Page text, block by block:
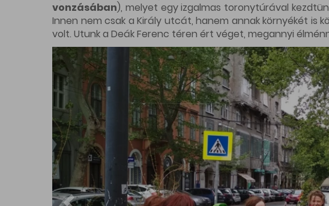
Kivételesen a Nyugati térről indult, az egyébként Jókai
Jókai téren) bemutató séta, mivel történetileg
házak homlokzatai, a görög mitológiában jártas vezetőnk
Liszt Ferenc téren a Cafe Vianban láttak minket
két napos programokat!
Bár képek nem mindenhol készültek, de velünk tarthattak
több galériába is betekintést nyerhettünk. Több
Liszt Ferenc téri Zeneakadémiát, valamint a Vigadó
Mulatónegyed VI. kerületi oldalát is, voltunk a Pozsonyi
zsinagógában). Időutazásban volt részünk Óbudán és
"bulinegyedként" emlegetett KultUniot, ahol külön
főutcájában is (Fashion Street) és kellemes délutánt
városnézésén.